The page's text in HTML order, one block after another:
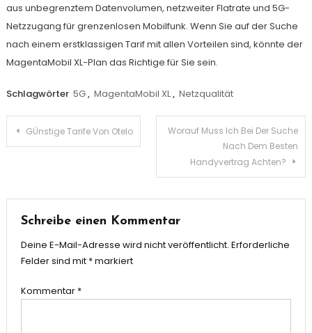
aus unbegrenztem Datenvolumen, netzweiter Flatrate und 5G-
Netzzugang für grenzenlosen Mobilfunk. Wenn Sie auf der Suche
nach einem erstklassigen Tarif mit allen Vorteilen sind, könnte der
MagentaMobil XL-Plan das Richtige für Sie sein.
Schlagwörter 5G, MagentaMobil XL, Netzqualität
Beitragsnavigation
GÜnstige Tarife Von Otelo
Worauf Muss Ich Bei Der Suche
Nach Dem Besten
Handyvertrag Achten?
Schreibe einen Kommentar
Deine E-Mail-Adresse wird nicht veröffentlicht. Erforderliche
Felder sind mit *markiert
Kommentar *